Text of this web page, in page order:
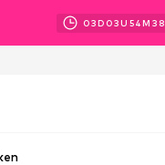
03D 03U 54M 37